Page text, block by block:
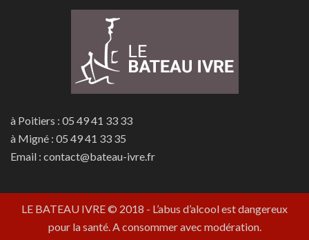
à Poitiers : 05 49 41 33 33
à Migné : 05 49 41 33 35
Email : contact@bateau-ivre.fr
LE BATEAU IVRE © 2018 - L’abus d’alcool est dangereux
pour la santé. A consommer avec modération.